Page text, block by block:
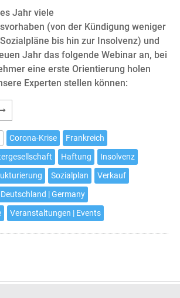
Jahr viele
(von der Kündigung weniger
bis hin zur Insolvenz) und
Jahr das folgende Webinar an, bei
eine erste Orientierung holen
Experten stellen können:
Corona-Krise
Frankreich
Haftung
Insolvenz
Sozialplan
Verkauf
Deutschland | Germany
Veranstaltungen | Events